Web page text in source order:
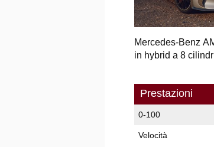
Mercedes-Benz
in hybrid a 8
Prestazioni
0-100
Velocità